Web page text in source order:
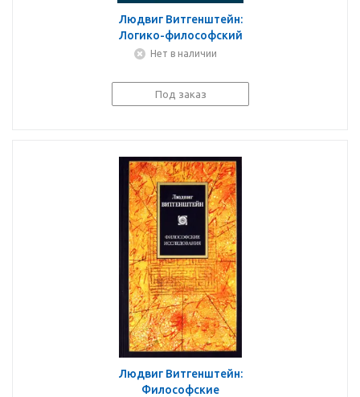
Людвиг Витгенштейн:
Логико-философский
трактат
Нет в наличии
Под заказ
Людвиг Витгенштейн:
Философские